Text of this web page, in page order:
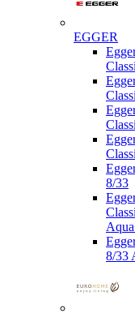
EGGER
8/33
8/33